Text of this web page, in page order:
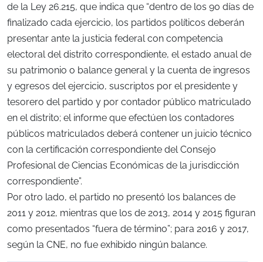
de la Ley 26.215, que indica que “dentro de los 90 días de
finalizado cada ejercicio, los partidos políticos deberán
presentar ante la justicia federal con competencia
electoral del distrito correspondiente, el estado anual de
su patrimonio o balance general y la cuenta de ingresos
y egresos del ejercicio, suscriptos por el presidente y
tesorero del partido y por contador público matriculado
en el distrito; el informe que efectúen los contadores
públicos matriculados deberá contener un juicio técnico
con la certificación correspondiente del Consejo
Profesional de Ciencias Económicas de la jurisdicción
correspondiente”.
Por otro lado, el partido no presentó los balances de
2011 y 2012, mientras que los de 2013, 2014 y 2015 figuran
como presentados “fuera de término”; para 2016 y 2017,
según la CNE, no fue exhibido ningún balance.